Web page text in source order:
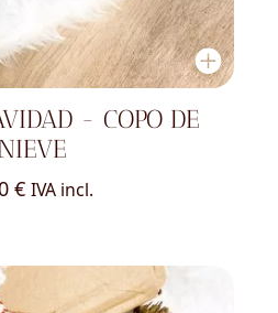
- COPO DE
NIEVE
€ IVA incl.